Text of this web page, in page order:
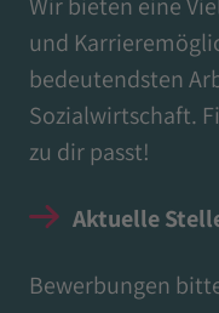
und
bedeutendsten
Sozialwirtschaft.
zu dir passt!
Aktuelle
Bewerbungen